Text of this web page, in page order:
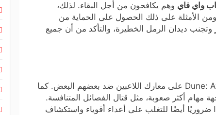
وهم يكافحون من أجل البقاء. لذلك،
الأمثلة على ذلك الحصول على الحماية من
وتجنب ديدان الرمل الخطيرة، والتأكد من أن جميع
تركز لعبة Dune: Awakening على معارك اللاعبين ضد بعضهم البعض. كما
مهام أكثر صعوبة، مثل قتال الفصائل المتنافسة.
ضروريًا أيضًا للتغلب على أعداء أقوياء واستكشاف